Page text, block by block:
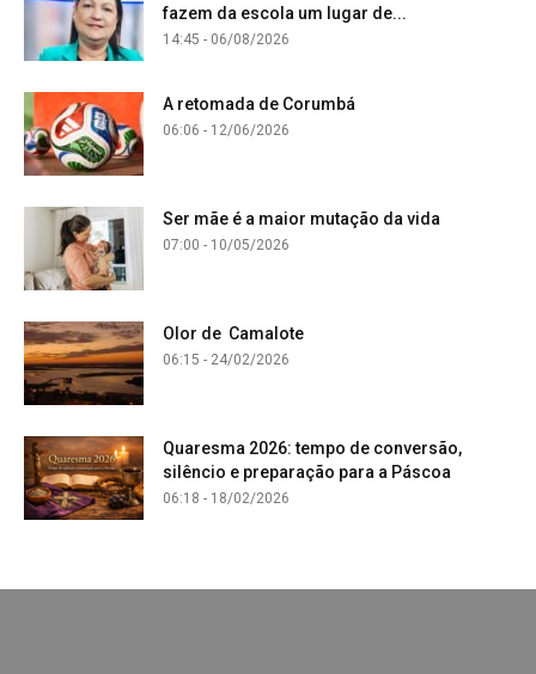
fazem da escola um lugar de...
14:45 - 06/08/2026
A retomada de Corumbá
06:06 - 12/06/2026
Ser mãe é a maior mutação da vida
07:00 - 10/05/2026
Olor de Camalote
06:15 - 24/02/2026
Quaresma 2026: tempo de conversão,
silêncio e preparação para a Páscoa
06:18 - 18/02/2026